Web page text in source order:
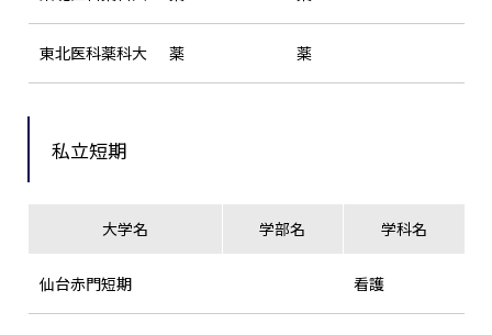
東北医科薬科大 薬 薬
私立短期
大学名 学部名 学科名
仙台赤門短期 看護